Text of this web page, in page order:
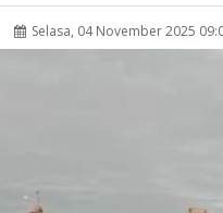
Selasa, 04 November 2025